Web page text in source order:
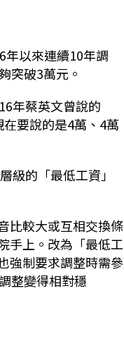
年以來連續10年調
突破3萬元。
年蔡英文曾說的
要說的是4萬、4萬
級的「最低工資」
比較大或互相交換條
手上。改為「最低工
強制要求調整時需參
整變得相對穩